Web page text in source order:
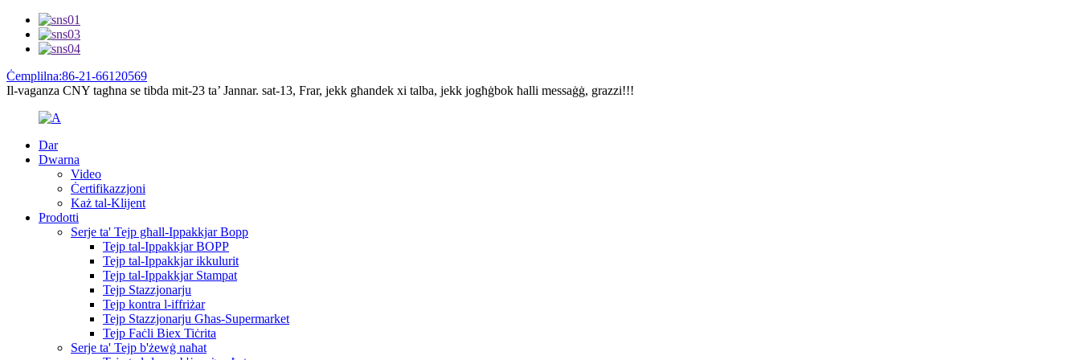
Ċemplilna:86-21-66120569
Il-vaganza CNY tagħna se tibda mit-23 ta’ Jannar. sat-13, Frar, jekk għandek xi talba, jekk jogħġbok ħalli messaġġ, grazzi!!!
Dar
Dwarna
Video
Ċertifikazzjoni
Każ tal-Klijent
Prodotti
Serje ta' Tejp għall-Ippakkjar Bopp
Tejp tal-Ippakkjar BOPP
Tejp tal-Ippakkjar ikkulurit
Tejp tal-Ippakkjar Stampat
Tejp Stazzjonarju
Tejp kontra l-iffriżar
Tejp Stazzjonarju Għas-Supermarket
Tejp Faċli Biex Tiċrita
Serje ta' Tejp b'żewġ naħat